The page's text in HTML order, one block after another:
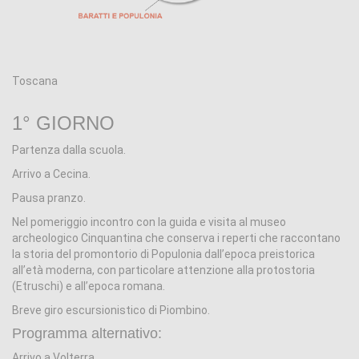
Toscana
1° GIORNO
Partenza dalla scuola.
Arrivo a Cecina.
Pausa pranzo.
Nel pomeriggio incontro con la guida e visita al museo
archeologico Cinquantina che conserva i reperti che raccontano
la storia del promontorio di Populonia dall’epoca preistorica
all’età moderna, con particolare attenzione alla protostoria
(Etruschi) e all’epoca romana.
Breve giro escursionistico di Piombino.
Programma alternativo: